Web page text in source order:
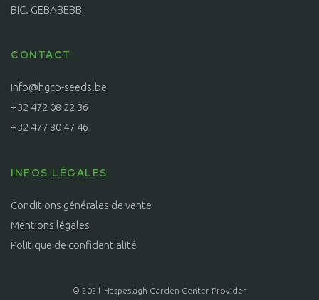
BIC. GEBABEBB
CONTACT
info@hgcp-seeds.be
+32 472 08 22 36
+32 477 80 47 46
INFOS LÉGALES
Conditions générales de vente
Mentions légales
Politique de confidentialité
© 2021 Haspeslagh Garden Center Provider